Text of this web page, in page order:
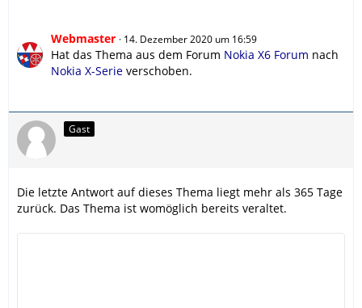
Webmaster 14. Dezember 2020 um 16:59
Hat das Thema aus dem Forum Nokia X6 Forum nach
Nokia X-Serie verschoben.
Gast
Die letzte Antwort auf dieses Thema liegt mehr als 365 Tage
zurück. Das Thema ist womöglich bereits veraltet.